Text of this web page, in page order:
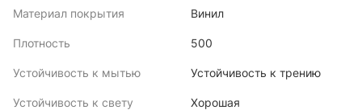
Материал покрытия Винил
Плотность 500
Устойчивость к мытью Устойчивость к трению
Устойчивость к свету Хорошая